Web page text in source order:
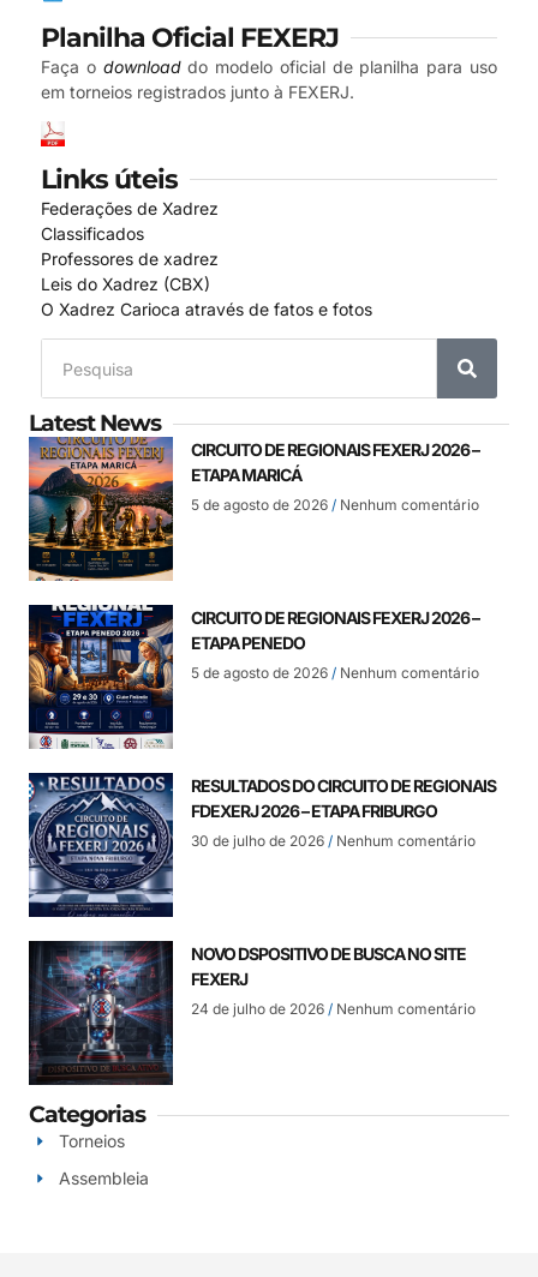
Planilha Oficial FEXERJ
Faça o downloaddo modelo oficial de planilha para uso
em torneios registrados junto à FEXERJ.
Links úteis
Federações de Xadrez
Classificados
Professores de xadrez
Leis do Xadrez (CBX)
O Xadrez Carioca através de fatos e fotos
Latest News
CIRCUITO DE REGIONAIS FEXERJ 2026 –
ETAPA MARICÁ
5 de agosto de 2026 Nenhum comentário
CIRCUITO DE REGIONAIS FEXERJ 2026 –
ETAPA PENEDO
5 de agosto de 2026 Nenhum comentário
RESULTADOS DO CIRCUITO DE REGIONAIS
FDEXERJ 2026 – ETAPA FRIBURGO
30 de julho de 2026 Nenhum comentário
NOVO DSPOSITIVO DE BUSCA NO SITE
FEXERJ
24 de julho de 2026 Nenhum comentário
Categorias
Torneios
Assembleia